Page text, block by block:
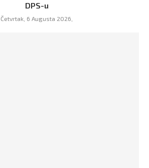
DPS-u
Četvrtak, 6 Augusta 2026,